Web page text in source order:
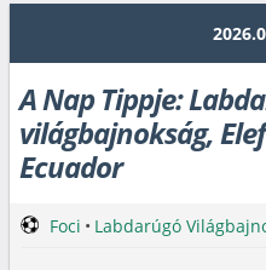
A Nap Tippje:
világbajnokság,
Ecuador
Foci • Labdarúgó